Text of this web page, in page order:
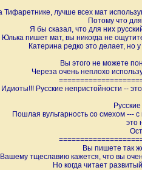
Тифаретнике, лучше всех мат
Потому что
Я бы сказал, что для них
Юлька пишет мат, вы никогда не
Катерина редко это делает, но
Вы этого не можете
Череза очень неплохо
Идиоты!!! Русские непристойности --
Пошлая вульгарность со смехом --- с
это
Вы пишете так
Вашему тщеславию кажется, что вы
Но когда читает